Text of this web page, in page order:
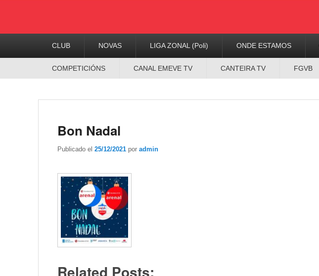
CLUB NOVAS LIGA ZONAL (Poli) ONDE ESTAMOS
COMPETICIÓNS CANAL EMEVE TV CANTEIRA TV FGVB
Bon Nadal
Publicado el 25/12/2021 por admin
Related Posts: